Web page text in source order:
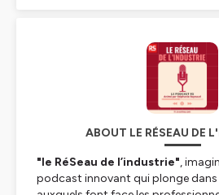
Alors pour commencer, pourquoi
installations dans l'industrie et
Speaker #1
Alors on le sait, les machines
d'accidents de travail, souvent à
ABOUT LE RÉSEAU DE
"le RéSeau de l’industrie",
podcast innovant qui plonge dans